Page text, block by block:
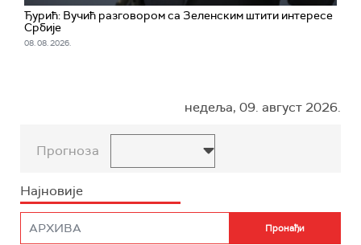
Ђурић: Вучић разговором са Зеленским штити интересе
Србије
08. 08. 2026.
недеља, 09. август 2026.
Прогноза
Најновије